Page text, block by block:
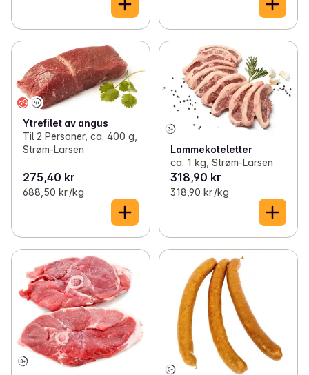
Ytrefilet av angus
Til 2 Personer, ca. 400 g,
Strøm-Larsen
275,40 kr
688,50 kr /kg
Lammekoteletter
ca. 1 kg, Strøm-Larsen
318,90 kr
318,90 kr /kg